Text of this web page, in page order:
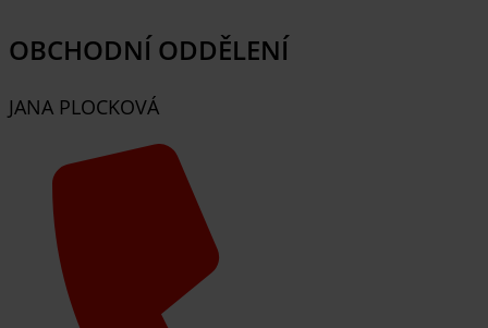
OBCHODNÍ ODDĚLENÍ
JANA PLOCKOVÁ